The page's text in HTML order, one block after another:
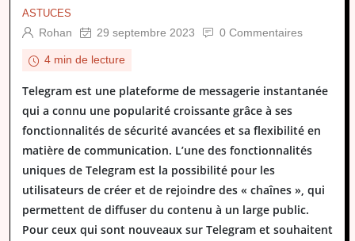
ASTUCES
Rohan 29 septembre 2023 0 Commentaires
4 min de lecture
Telegram est une plateforme de messagerie instantanée
qui a connu une popularité croissante grâce à ses
fonctionnalités de sécurité avancées et sa flexibilité en
matière de communication. L’une des fonctionnalités
uniques de Telegram est la possibilité pour les
utilisateurs de créer et de rejoindre des « chaînes », qui
permettent de diffuser du contenu à un large public.
Pour ceux qui sont nouveaux sur Telegram et souhaitent